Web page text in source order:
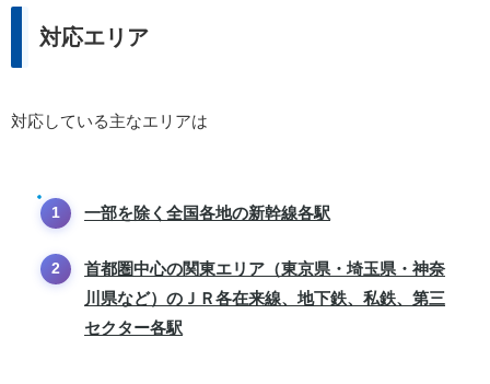
対応エリア
対応している主なエリアは
一部を除く全国各地の新幹線各駅
首都圏中心の関東エリア（東京県・埼玉県・神奈
川県など）のＪＲ各在来線、地下鉄、私鉄、第三
セクター各駅